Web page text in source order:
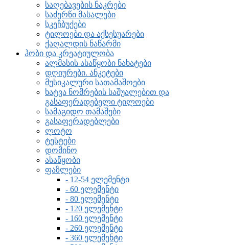
საღებავების ნაკრები
საძერწი მასალები
სკეჩბუქები
ტილოები და აქსესუარები
ქაღალდის ნაწარმი
ჰობი და კრეატიულობა
ალმასის ასაწყობი ნახატები
დღიურები. ანკეტები
მუსიკალური სათამაშოები
ხატვა ნომრების საშუალებით და
გასაფერადებელი ტილოები
სამაგიდო თამაშები
გასაფერადებლები
ლოტო
ტესტები
დომინო
ასაწყობი
ფაზლები
- 12-54 ელემენტი
- 60 ელემენტი
- 80 ელემენტი
- 120 ელემენტი
- 160 ელემენტი
- 260 ელემენტი
- 360 ელემენტი